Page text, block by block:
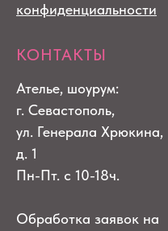
конфиденциальности
КОНТАКТЫ
Ателье, шоурум:
г. Севастополь,
ул. Генерала Хрюкина,
д. 1
Пн-Пт. с 10-18ч.
Обработка заявок на